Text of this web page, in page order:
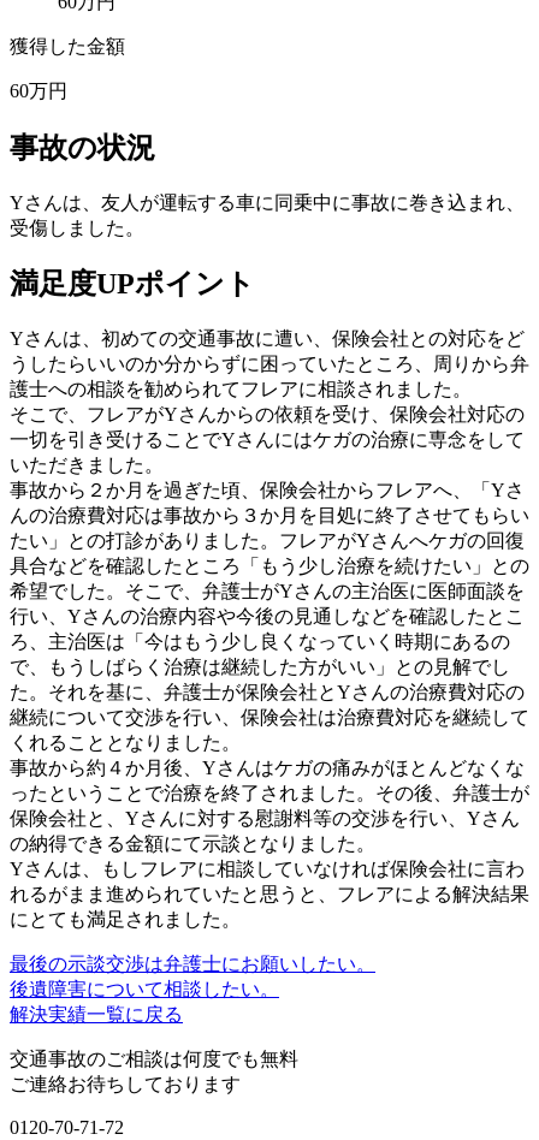
獲得した金額
60万円
事故の状況
Yさんは、友人が運転する車に同乗中に事故に巻き込まれ、
受傷しました。
満足度UPポイント
Yさんは、 初めての交通事故に遭い、保険会社との対応をど
うしたらいいのか分からずに困っていた ところ、周りから弁
護士への相談を勧められてフレアに相談されました。
そこで、 フレアがYさんからの依頼を受け、保険会社対応の
一切を引き受けることでYさんにはケガの治療に専念をして
いただきました。
事故から２か月を過ぎた頃、 保険会社からフレアへ、「Yさ
んの治療費対応は事故から３か月を目処に終了させてもらい
たい」との打診がありました。フレアがYさんへケガの回復
具合などを確認したところ
「もう少し治療を続けたい」との
希望でした。そこで、 弁護士がYさんの主治医に医師面談を
行い、Yさんの治療内容や今後の見通しなどを確認したとこ
ろ、 主治医は「今はもう少し良くなっていく時期にあるの
で、もうしばらく治療は継続した方がいい」との見解でし
た。 それを基に、 弁護士が保険会社とYさんの治療費対応の
継続について交渉を行い、保険会社は治療費対応を継続して
くれることとなりました。
事故から約４か月後、Yさんはケガの痛みがほとんどなくな
ったということで治療を終了されました。その後、弁護士が
保険会社と、Yさんに対する慰謝料等の交渉を行い、Yさん
の納得できる金額にて示談となりました。
Yさんは、もしフレアに相談していなければ保険会社に言わ
れるがまま進められていたと思うと、フレアによる解決結果
にとても満足されました。
最後の示談交渉は弁護士にお願いしたい。
後遺障害について相談したい。
解決実績一覧に戻る
交通事故のご相談は何度でも無料
ご連絡お待ちしております
0120-70-71-72